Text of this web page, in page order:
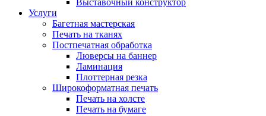
Услуги
Багетная мастерская
Печать на тканях
Постпечатная обработка
Люверсы на баннер
Ламинация
Плоттерная резка
Широкоформатная печать
Печать на холсте
Печать на бумаге